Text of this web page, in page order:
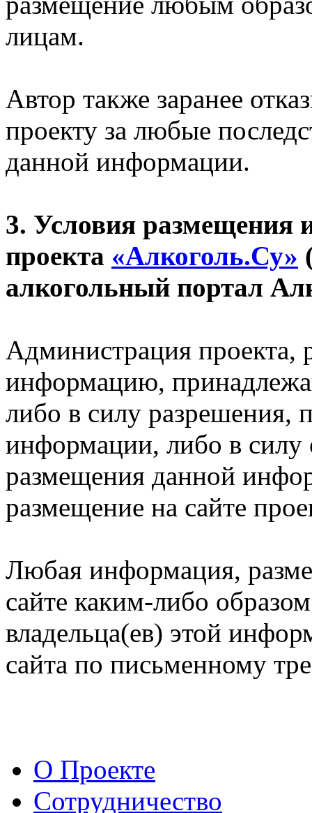
лицам.
Автор также заранее
проекту за любые
данной информации.
3. Условия размещения
проекта «Алкоголь.Су»
алкогольный портал
Администрация проекта,
информацию,
либо в силу разрешения,
информации, либо в силу
размещения данной
размещение на сайте
Любая информация,
сайте каким-либо
владельца(ев) этой
сайта по письменному
О Проекте
Сотрудничество